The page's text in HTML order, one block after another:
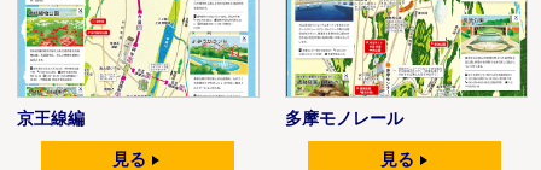
京王線編
見る
多摩モノレール
見る